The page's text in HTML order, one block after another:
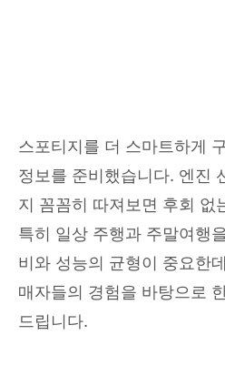
스포티지를 더 스마트하게
정보를 준비했습니다. 엔진
지 꼼꼼히 따져보면 후회 없
특히 일상 주행과 주말여행
비와 성능의 균형이 중요한
매자들의 경험을 바탕으로
드립니다.